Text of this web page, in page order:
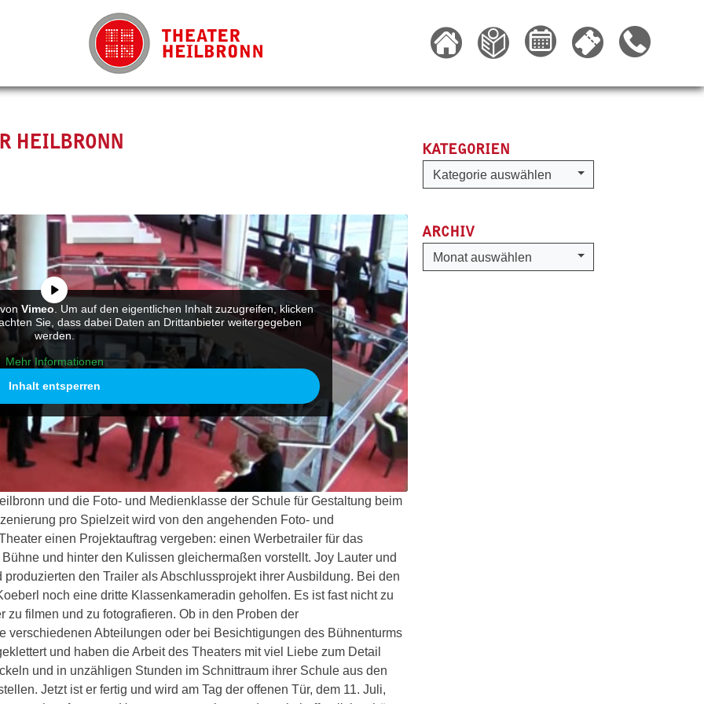
HEILBRONN
Vimeo . Um auf den eigentlichen Inhalt zuzugreifen, klicken
Sie, dass dabei Daten an Drittanbieter weitergegeben
werden.
Mehr Informationen
Inhalt entsperren
und die Foto- und Medienklasse der Schule für Gestaltung beim
pro Spielzeit wird von den angehenden Foto- und
einen Projektauftrag vergeben: einen Werbetrailer für das
und hinter den Kulissen gleichermaßen vorstellt. Joy Lauter und
den Trailer als Abschlussprojekt ihrer Ausbildung. Bei den
noch eine dritte Klassenkameradin geholfen. Es ist fast nicht zu
filmen und zu fotografieren. Ob in den Proben der
verschiedenen Abteilungen oder bei Besichtigungen des Bühnenturms
und haben die Arbeit des Theaters mit viel Liebe zum Detail
und in unzähligen Stunden im Schnittraum ihrer Schule aus den
Jetzt ist er fertig und wird am Tag der offenen Tür, dem 11. Juli,
KATEGORIEN
Kategorien
Kategorie auswählen
ARCHIV
Archiv
Monat auswählen